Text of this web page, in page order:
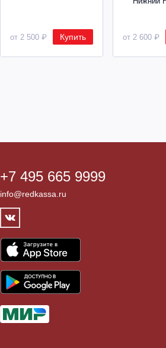
от 2 500 ₽ Купить от 2 600 ₽
+7 495 665 9999
info@redkassa.ru